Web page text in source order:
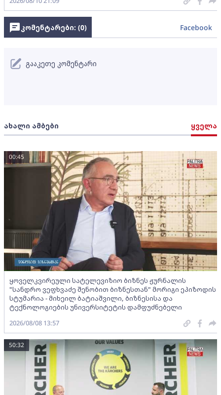
ახალი ამბები ყველა
ყოველკვირეული სატელევიზიო ბიზნეს ჟურნალის
"სანდრო ვეფხვაძე შენობით ბიზნესთან" მორიგი ეპიზოდის
სტუმარია - მიხეილ ბატიაშვილი, ბიზნესისა და
ტექნოლოგიების უნივერსიტეტის დამფუძნებელი
00:45
2026/08/08 13:57
50:32
კომენტარები: (0) Facebook
გააკეთე კომენტარი